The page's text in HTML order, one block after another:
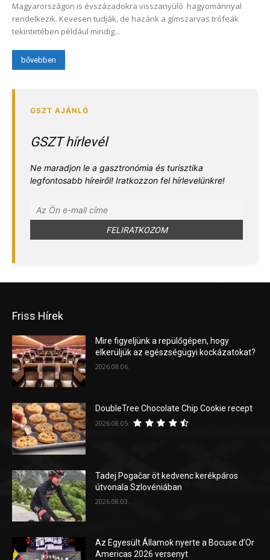
Magyarországon is évszázadokra visszanyúló hagyománnyal
rendelkezik. Kevesen tudják, de hazánk a gímszarvas trófeák
tekintetében például mindig...
bővebben
GSZT hírlevél
Ne maradjon le a gasztronómia és turisztika
legfontosabb híreiről! Iratkozzon fel hírlevelünkre!
Friss Hírek
Mire figyeljünk a repülőgépen, hogy
elkerüljük az egészségügyi kockázatokat?
2026.08.06.
DoubleTree Chocolate Chip Cookie recept
2026.08.05.
Tadej Pogačar öt kedvenc kerékpáros
útvonala Szlovéniában
2026.08.03.
Az Egyesült Államok nyerte a Bocuse d’Or
Americas 2026 versenyt